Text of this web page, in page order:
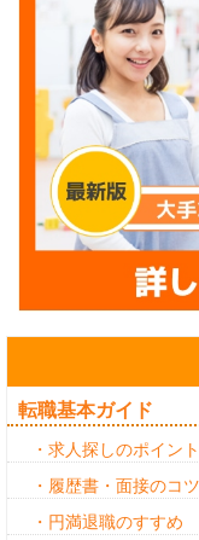
転職基本ガイド
・求人探しのポイント
・履歴書・面接のコツ
・円満退職のすすめ